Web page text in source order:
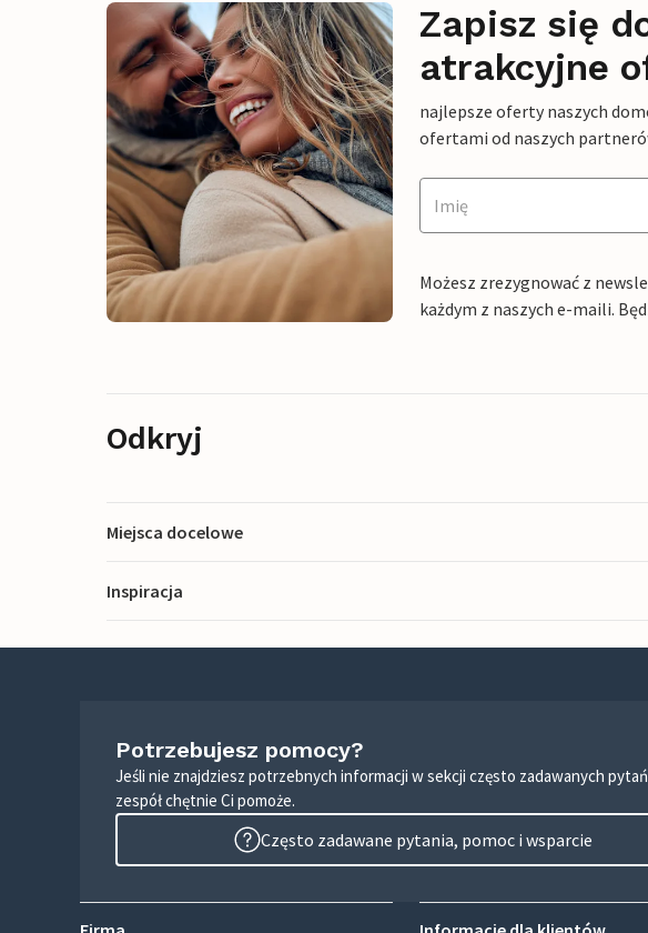
Zapisz się
atrakcyjne
najlepsze oferty naszych
ofertami od naszych
Możesz zrezygnować z
każdym z naszych e-maili.
Odkryj
Miejsca docelowe
Inspiracja
Potrzebujesz pomocy?
Jeśli nie znajdziesz potrzebnych informacji w sekcji często zadawanych
zespół chętnie Ci pomoże.
Często zadawane pytania, pomoc i wsparcie